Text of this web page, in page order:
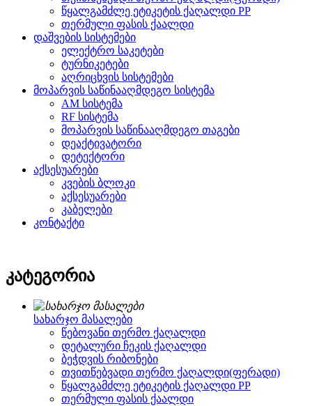
წყალგამძლე ეტიკეტის ქაღალდი PP
თერმული ფასის ქაალდი
დაშვების სისტემები
ელექტრო საკეტები
ტურნიკეტები
აღრიცხვის სისტემები
მოპარვის საწინააღმდეგო სისტემა
AM სისტემა
RF სისტემა
მოპარვის საწინააღმდეგო თაგები
დეაქტივატორი
დეტექტორი
აქსესუარები
კვების ბლოკი
აქსესუარები
კაბელები
კონტაქტი
კატეგორია
სახარჯო მასალები
წებოვანი თერმო ქაღალდი
დეტალური ჩეკის ქაღალდი
ბეჭდვის რიბონები
თვითწებვადი თერმო ქაღალდი(ფერადი)
წყალგამძლე ეტიკეტის ქაღალდი PP
თერმული ფასის ქაალდი